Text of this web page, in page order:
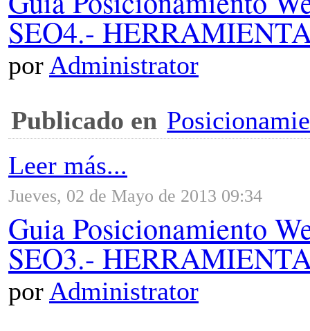
SEO4.-
por Administrator
Publicado en
Leer más...
Jueves, 02 de Mayo de 2013 09:34
Guia Posicionamiento
SEO3.-
por Administrator